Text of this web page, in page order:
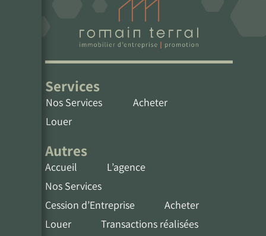
Services
Nos Services
Acheter
Louer
Autres
Accueil
L’agence
Nos Services
Cession d’Entreprise
Acheter
Louer
Transactions réalisées